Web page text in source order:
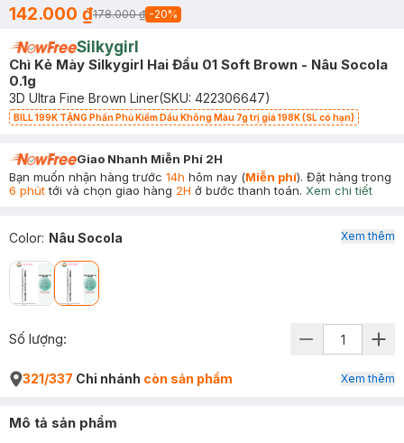
142.000 ₫178.000 ₫ -20%
Silkygirl
Chì Kẻ Mày Silkygirl Hai Đầu 01 Soft Brown - Nâu Socola
0.1g
3D Ultra Fine Brown Liner(SKU: 422306647)
BILL 199K TẶNG Phấn Phủ Kiềm Dầu Không Màu 7g trị giá 198K (SL có hạn)
Giao Nhanh Miễn Phí 2H
Bạn muốn nhận hàng trước 14h hôm nay (Miễn phí). Đặt hàng trong
6 phúttới và chọn giao hàng 2H ở bước thanh toán. Xem chi tiết
Color: Nâu Socola Xem thêm
Số lượng:
321/337 Chi nhánh còn sản phẩm Xem thêm
Mô tả sản phẩm